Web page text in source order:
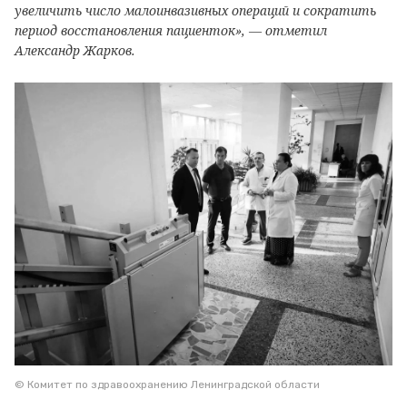
увеличить число малоинвазивных операций и сократить
период восстановления пациенток», — отметил
Александр Жарков.
© Комитет по здравоохранению Ленинградской области